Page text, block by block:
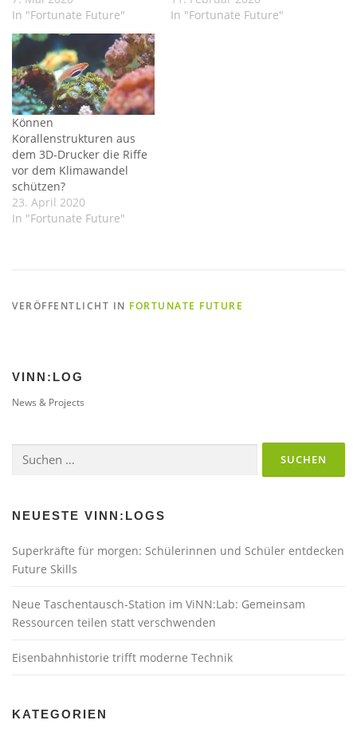
In "Fortunate Future"
In "Fortunate Future"
Können
Korallenstrukturen aus
dem 3D-Drucker die Riffe
vor dem Klimawandel
schützen?
23. April 2020
In "Fortunate Future"
VERÖFFENTLICHT IN FORTUNATE FUTURE
VINN:LOG
News & Projects
nach:
NEUESTE VINN:LOGS
Superkräfte für morgen: Schülerinnen und Schüler entdecken
Future Skills
Neue Taschentausch-Station im ViNN:Lab: Gemeinsam
Ressourcen teilen statt verschwenden
Eisenbahnhistorie trifft moderne Technik
KATEGORIEN